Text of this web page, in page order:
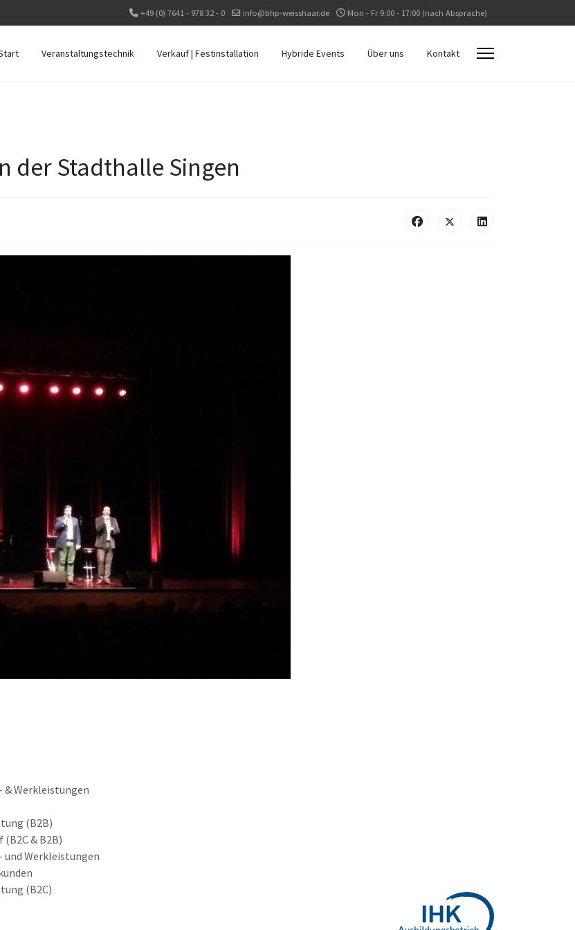
+49 (0) 7641 - 978 32 - 0 info@bhp-weisshaar.de Mon - Fr 9:00 - 17:00 (nach Absprache)
Veranstaltungstechnik Verkauf | Festinstallation Hybride Events Über uns Kontakt
der Stadthalle Singen
& Werkleistungen
(B2B)
(B2C & B2B)
und Werkleistungen
(B2C)